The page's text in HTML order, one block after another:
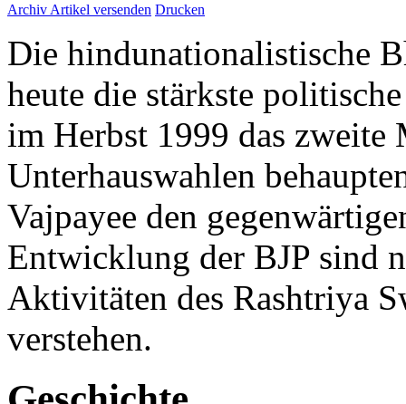
Archiv Artikel versenden Drucken
Die hindunationalistische
heute die stärkste
im Herbst 1999 das zweite
Unterhauswahlen
Vajpayee den
Entwicklung der BJP sind
Aktivitäten des Rashtriya
verstehen.